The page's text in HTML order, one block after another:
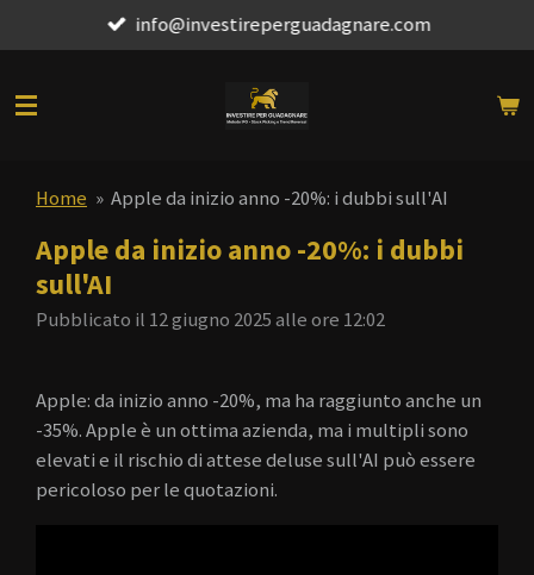
al
principale
info@investireperguadagnare.com
Home » Apple da inizio anno -20%: i dubbi sull'AI
Apple da inizio anno -20%: i dubbi
sull'AI
Pubblicato il 12 giugno 2025 alle ore 12:02
Apple: da inizio anno -20%, ma ha raggiunto anche un
-35%. Apple è un ottima azienda, ma i multipli sono
elevati e il rischio di attese deluse sull'AI può essere
pericoloso per le quotazioni.